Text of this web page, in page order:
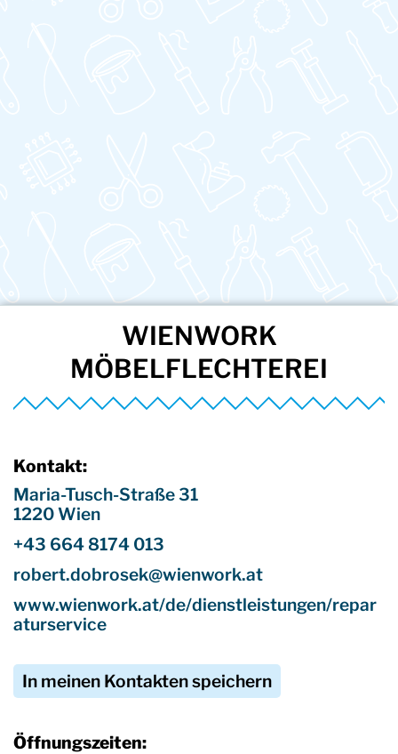
WIENWORK
MÖBELFLECHTEREI
Kontakt:
Maria-Tusch-Straße 31
1220 Wien
+43 664 8174 013
robert.dobrosek@wienwork.at
www.wienwork.at/de/dienstleistungen/repar
aturservice
In meinen Kontakten speichern
Öffnungszeiten: